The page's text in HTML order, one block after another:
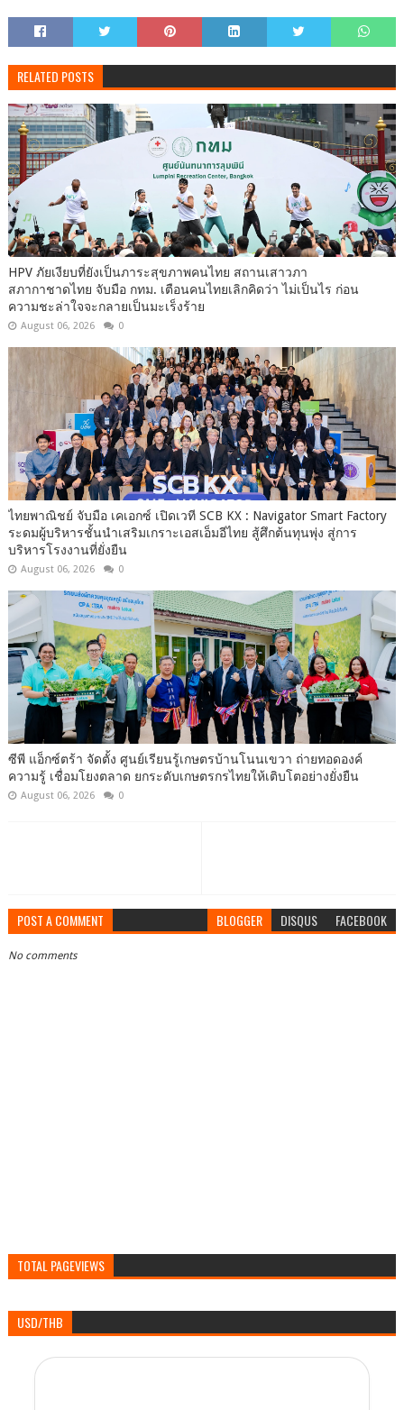
RELATED POSTS
HPV ภัยเงียบที่ยังเป็นภาระสุขภาพคนไทย สถานเสาวภา
สภากาชาดไทย จับมือ กทม. เตือนคนไทยเลิกคิดว่า ไม่เป็นไร ก่อน
ความชะล่าใจจะกลายเป็นมะเร็งร้าย
August 06, 2026 0
ไทยพาณิชย์ จับมือ เคเอกซ์ เปิดเวที SCB KX : Navigator Smart Factory
ระดมผู้บริหารชั้นนำเสริมเกราะเอสเอ็มอีไทย สู้ศึกต้นทุนพุ่ง สู่การ
บริหารโรงงานที่ยั่งยืน
August 06, 2026 0
ซีพี แอ็กซ์ตร้า จัดตั้ง ศูนย์เรียนรู้เกษตรบ้านโนนเขวา ถ่ายทอดองค์
ความรู้ เชื่อมโยงตลาด ยกระดับเกษตรกรไทยให้เติบโตอย่างยั่งยืน
August 06, 2026 0
POST A COMMENT BLOGGER DISQUS FACEBOOK
No comments
TOTAL PAGEVIEWS
USD/THB